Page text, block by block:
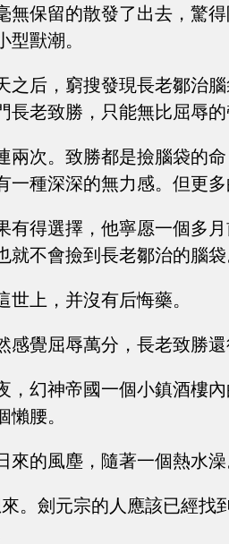
無保留的散發了出去，驚
型獸潮。
之后，窮搜發現長老鄒治
長老致勝，只能無比屈辱
兩次。致勝都是撿腦袋的
一種深深的無力感。但更
有得選擇，他寧愿一個多
就不會撿到長老鄒治的腦
世上，并沒有后悔藥。
感覺屈辱萬分，長老致勝
，幻神帝國一個小鎮酒樓
懶腰。
來的風塵，隨著一個熱水
來。劍元宗的人應該已經找